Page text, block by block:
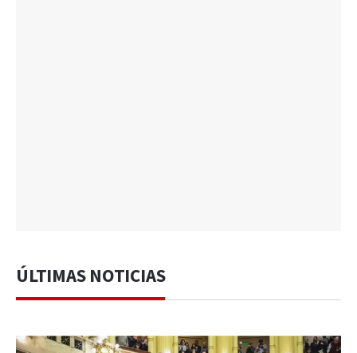
ÚLTIMAS NOTICIAS